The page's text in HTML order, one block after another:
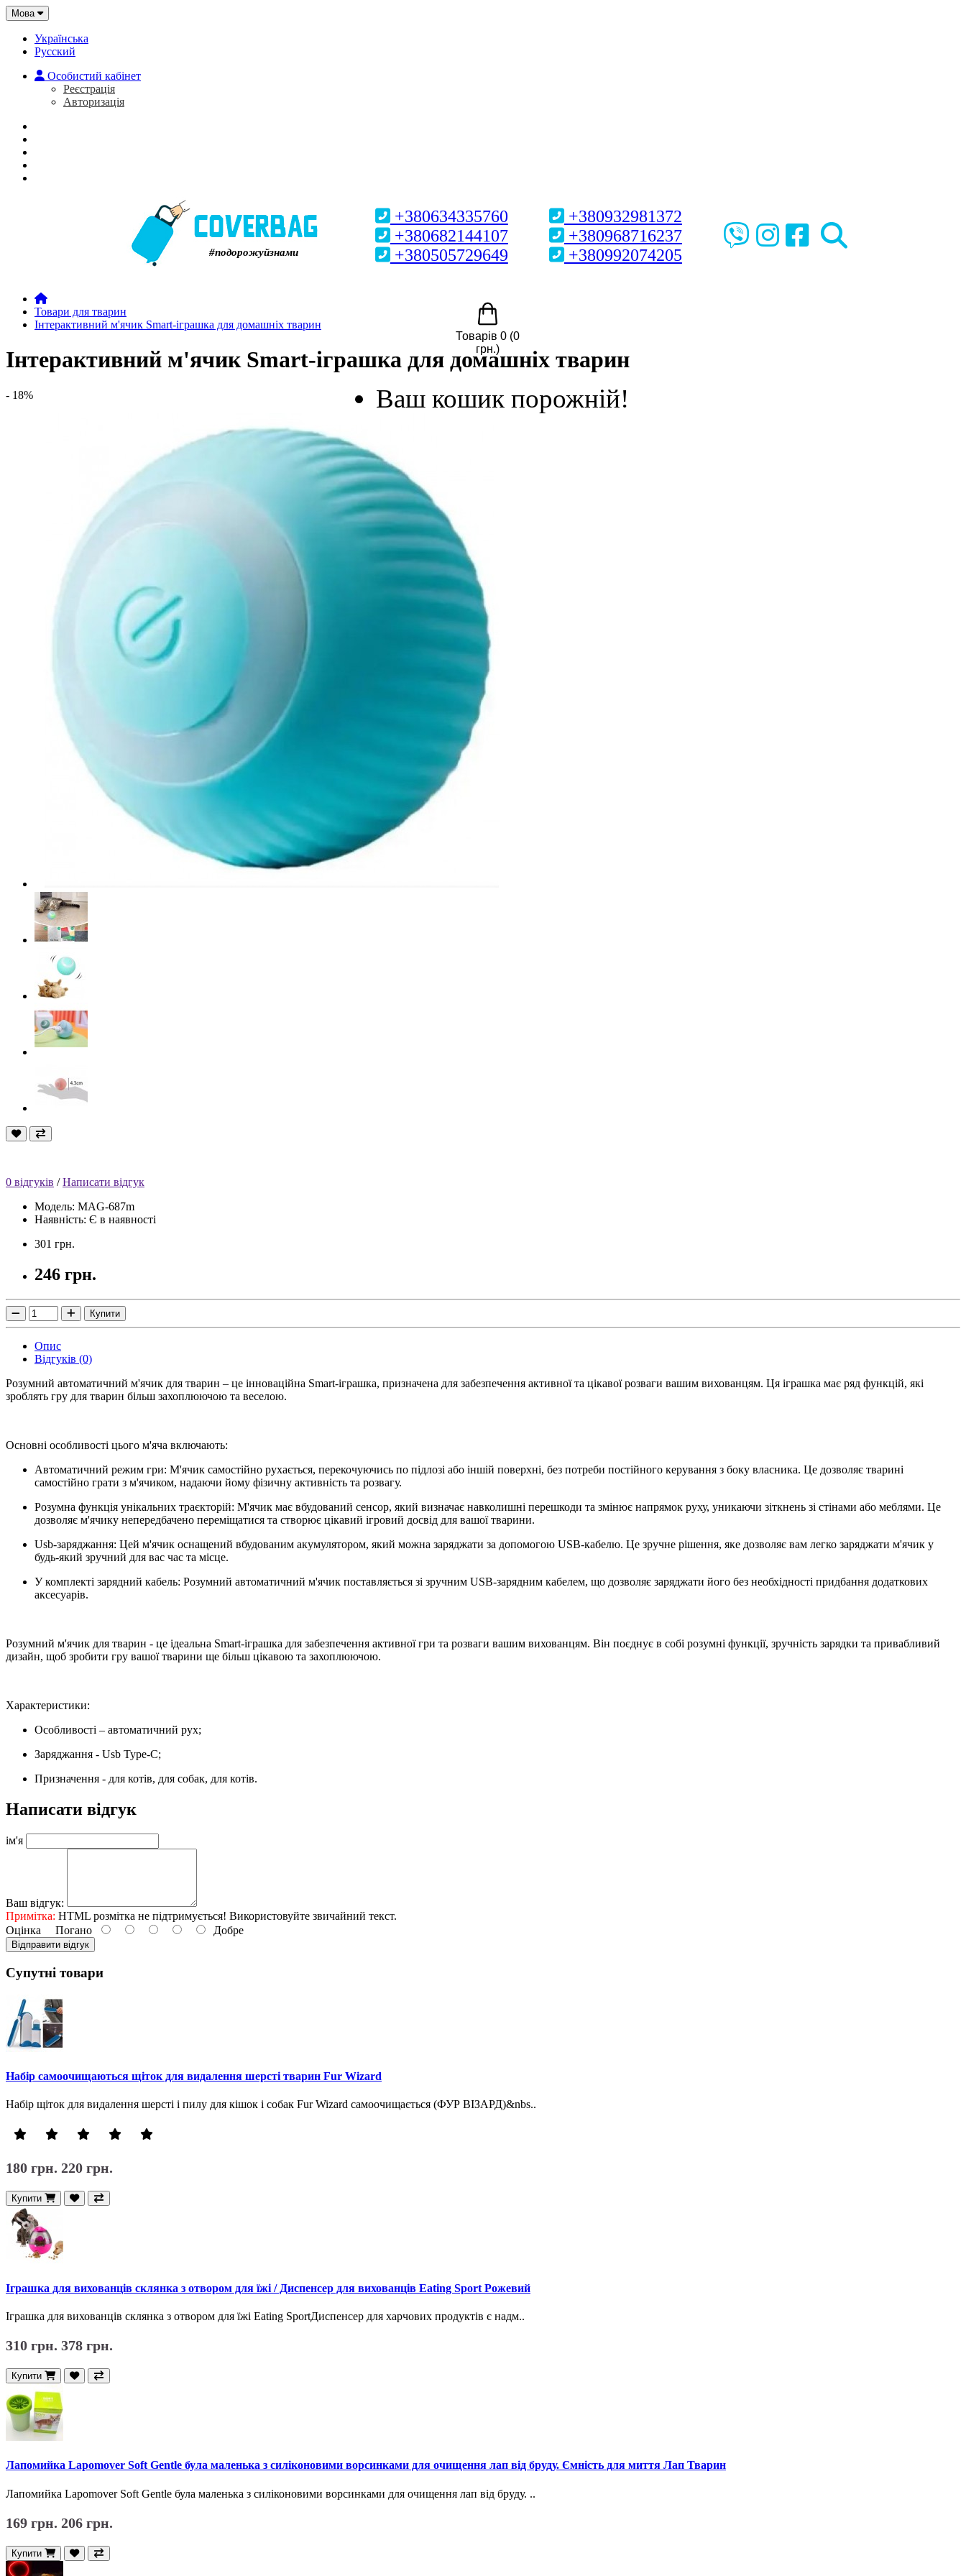
Мова
Українська
Русский
Особистий кабінет
Реєстрація
Авторизація
#подорожуйзнами
+380634335760
+380682144107
+380505729649
+380932981372
+380968716237
+380992074205
Товарів 0 (0
грн.)
Ваш кошик порожній!
Товари для тварин
Інтерактивний м'ячик Smart-іграшка для домашніх тварин
Інтерактивний м'ячик Smart-іграшка для домашніх тварин
- 18%
0 відгуків /Написати відгук
Модель: MAG-687m
Наявність: Є в наявності
301 грн.
246 грн.
Купити
Опис
Відгуків (0)
Розумний автоматичний м'ячик для тварин – це інноваційна Smart-іграшка, призначена для забезпечення активної та цікавої розваги вашим вихованцям. Ця іграшка має ряд функцій, які
зроблять гру для тварин більш захоплюючою та веселою.
Основні особливості цього м'яча включають:
Автоматичний режим гри: М'ячик самостійно рухається, перекочуючись по підлозі або іншій поверхні, без потреби постійного керування з боку власника. Це дозволяє тварині
самостійно грати з м'ячиком, надаючи йому фізичну активність та розвагу.
Розумна функція унікальних траєкторій: М'ячик має вбудований сенсор, який визначає навколишні перешкоди та змінює напрямок руху, уникаючи зіткнень зі стінами або меблями. Це
дозволяє м'ячику непередбачено переміщатися та створює цікавий ігровий досвід для вашої тварини.
Usb-заряджання: Цей м'ячик оснащений вбудованим акумулятором, який можна заряджати за допомогою USB-кабелю. Це зручне рішення, яке дозволяє вам легко заряджати м'ячик у
будь-який зручний для вас час та місце.
У комплекті зарядний кабель: Розумний автоматичний м'ячик поставляється зі зручним USB-зарядним кабелем, що дозволяє заряджати його без необхідності придбання додаткових
аксесуарів.
Розумний м'ячик для тварин - це ідеальна Smart-іграшка для забезпечення активної гри та розваги вашим вихованцям. Він поєднує в собі розумні функції, зручність зарядки та привабливий
дизайн, щоб зробити гру вашої тварини ще більш цікавою та захоплюючою.
Характеристики:
Особливості – автоматичний рух;
Заряджання - Usb Type-C;
Призначення - для котів, для собак, для котів.
Написати відгук
ім'я
Ваш відгук:
Примітка: HTML розмітка не підтримується! Використовуйте звичайний текст.
Оцінка Погано Добре
Відправити відгук
Супутні товари
Набір самоочищаються щіток для видалення шерсті тварин Fur Wizard
Набір щіток для видалення шерсті і пилу для кішок і собак Fur Wizard самоочищається (ФУР ВІЗАРД)&nbs..
180 грн. 220 грн.
Купити
Іграшка для вихованців склянка з отвором для їжі / Диспенсер для вихованців Eating Sport Рожевий
Іграшка для вихованців склянка з отвором для їжі Eating SportДиспенсер для харчових продуктів є надм..
310 грн. 378 грн.
Купити
Лапомийка Lapomover Soft Gentle була маленька з силіконовими ворсинками для очищення лап від бруду. Ємність для миття Лап Тварин
Лапомийка Lapomover Soft Gentle була маленька з силіконовими ворсинками для очищення лап від бруду. ..
169 грн. 206 грн.
Купити